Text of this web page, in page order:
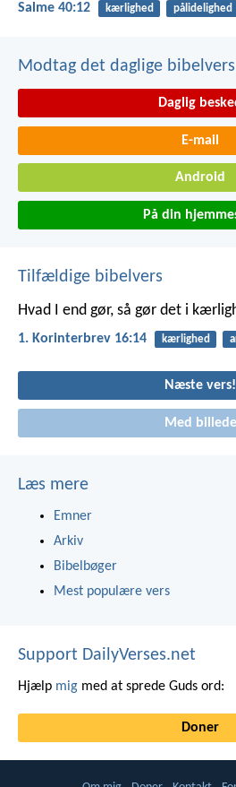
Salme 40:12 kærlighed pålidelighed
Modtag det daglige
Daglig
E-mail
Android
På din
Tilfældige bibelvers
Hvad I end gør, så gør det i
1. Korinterbrev 16:14 kærlighed
Næste vers!
Med billede
Læs mere
Emner
Arkiv
Bibelbøger
Mest populære vers
Support DailyVerses.net
Hjælp mig med at sprede Guds ord:
Doner